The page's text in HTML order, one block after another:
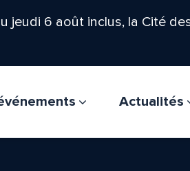
6 août inclus, la Cité
Actualités